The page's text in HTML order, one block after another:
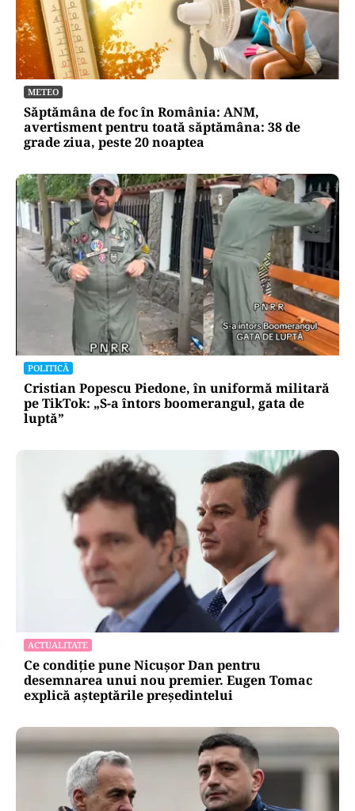
METEO
Săptămâna de foc în România: ANM,
avertisment pentru toată săptămâna: 38 de
grade ziua, peste 20 noaptea
POLITICĂ
Cristian Popescu Piedone, în uniformă militară
pe TikTok: „S-a întors boomerangul, gata de
luptă”
ACTUALITATE
Ce condiție pune Nicușor Dan pentru
desemnarea unui nou premier. Eugen Tomac
explică așteptările președintelui